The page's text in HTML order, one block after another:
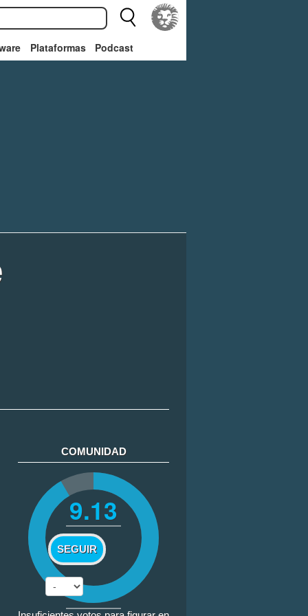
Plataformas Podcast
COMUNIDAD
9.13
SEGUIR